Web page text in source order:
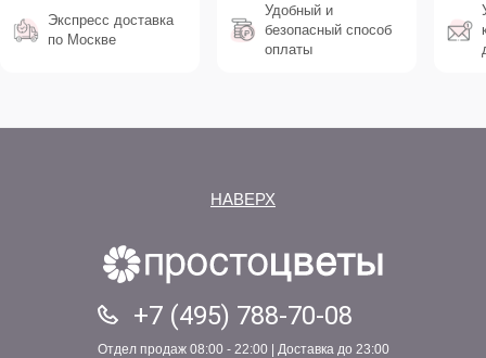
Экспресс доставка
по Москве
Удобный и
безопасный способ
оплаты
НАВЕРХ
+7 (495) 788-70-08
Отдел продаж 08:00 - 22:00 | Доставка до 23:00